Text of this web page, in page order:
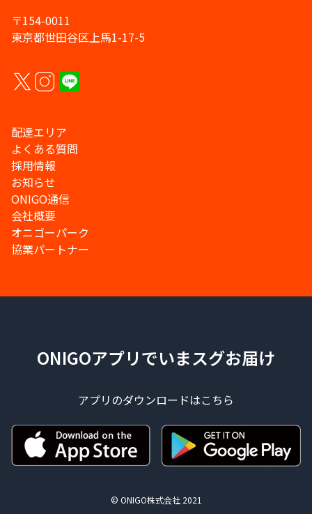
〒154-0011
東京都世田谷区上馬1-17-5
配達エリア
よくある質問
採用情報
お知らせ
ONIGO通信
会社概要
オニゴーパーク
協業パートナー
ONIGOアプリでいまスグお届け
アプリのダウンロードはこちら
© ONIGO株式会社 2021